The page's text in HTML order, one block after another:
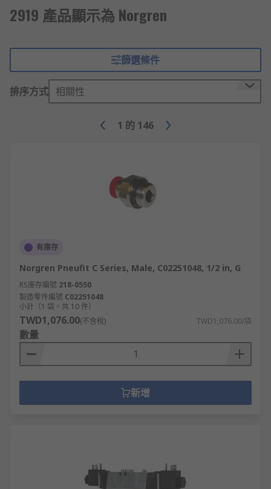
2919 產品顯示為 Norgren
篩選條件
排序方式 相關性
1 的 146
有庫存
Norgren Pneufit C Series, Male, C02251048, 1/2 in, G
RS庫存編號 218-0550
製造零件編號 C02251048
小計（1 袋，共 10 件）
TWD1,076.00(不含稅) TWD1,076.00/袋
數量
新增